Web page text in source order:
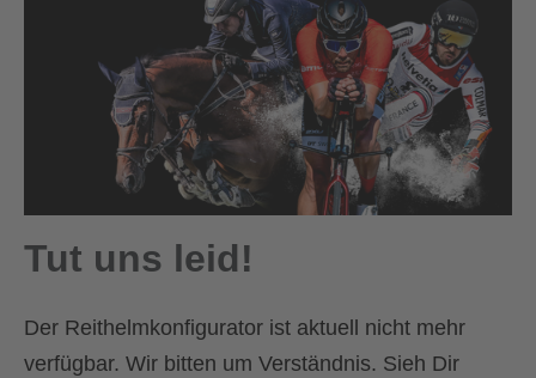
Tut uns leid!
Der Reithelmkonfigurator ist aktuell nicht mehr
verfügbar. Wir bitten um Verständnis. Sieh Dir